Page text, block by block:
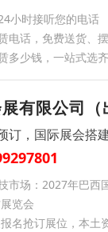
小时接听您的电话
电话，免费送货、
多少钱，一站式选齐
订，国际展会搭
览会
名抢订展位，本土